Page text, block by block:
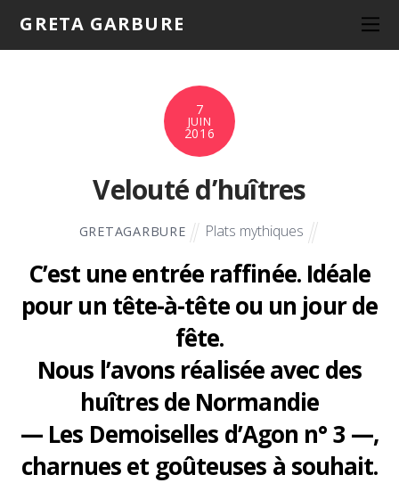
GRETA GARBURE
7
JUIN
2016
Velouté d’huîtres
GRETAGARBURE Plats mythiques
C’est une entrée raffinée. Idéale
pour un tête-à-tête ou un jour de
fête.
Nous l’avons réalisée avec des
huîtres de Normandie
— Les Demoiselles d’Agon n° 3 —,
charnues et goûteuses à souhait.